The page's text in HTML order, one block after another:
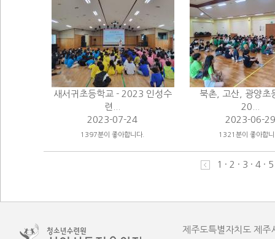
새서귀초등학교 - 2023 인성수
련...
2023-07-24
1397분이 좋아합니다.
북촌, 고산, 광양초
20...
2023-06-
1321분이 좋아합
1 · 2 · 3 ·4 · 5
제주도특별자치도 제